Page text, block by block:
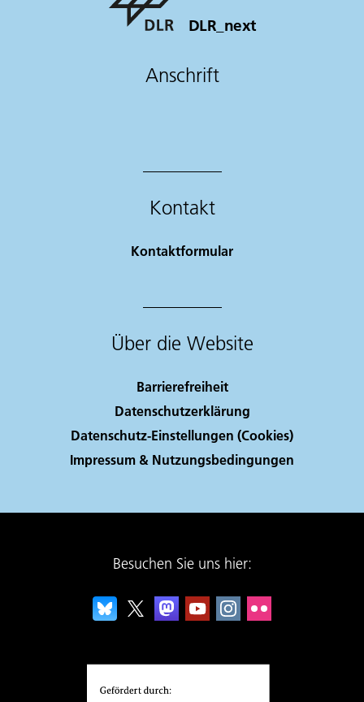
DLR_next
Anschrift
Kontakt
Kontaktformular
Über die Website
Barrierefreiheit
Datenschutzerklärung
Datenschutz-Einstellungen (Cookies)
Impressum & Nutzungsbedingungen
Besuchen Sie uns hier: